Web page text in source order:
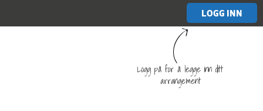
LOGG INN
Logg på for å legge inn ditt
arrangement